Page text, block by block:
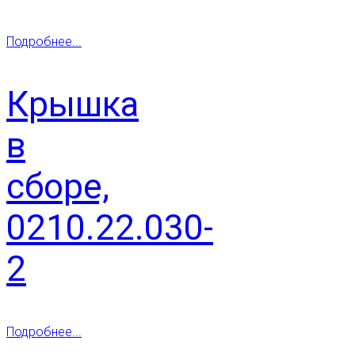
Подробнее...
Крышка
в
сборе,
0210.22.030-
2
Подробнее...